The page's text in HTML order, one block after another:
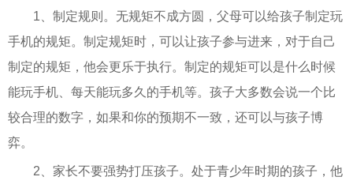
1、制定规则。无规矩不成方圆，父母可以给孩子制定玩
手机的规矩。制定规矩时，可以让孩子参与进来，对于自己
制定的规矩，他会更乐于执行。制定的规矩可以是什么时候
能玩手机、每天能玩多久的手机等。孩子大多数会说一个比
较合理的数字，如果和你的预期不一致，还可以与孩子博
弈。
2、家长不要强势打压孩子。处于青少年时期的孩子，他